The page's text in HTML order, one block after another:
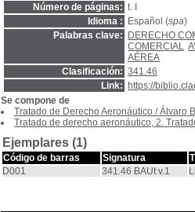
Número de páginas: t. I
Idioma :
Español (spa)
Palabras clave:
DERECHO
COMERCIAL
AÉREA
Clasificación: 341.46
Link:
https://
Se compone de
Tratado de Derecho Aeronáutico /Álvaro
Tratado de derecho aeronáutico, 2.
Ejemplares (1)
Código de barras Signatura
D001
341.46 BAUt v.1